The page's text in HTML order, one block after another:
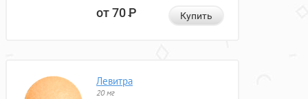
от 70Р Купить
Левитра
20 мг